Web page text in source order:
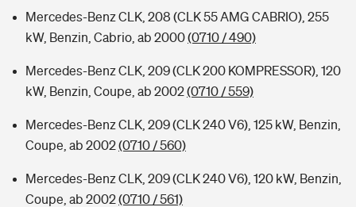
Mercedes-Benz CLK, 208 (CLK 55 AMG CABRIO), 255
kW, Benzin, Cabrio, ab 2000(0710 / 490)
Mercedes-Benz CLK, 209 (CLK 200 KOMPRESSOR), 120
kW, Benzin, Coupe, ab 2002(0710 / 559)
Mercedes-Benz CLK, 209 (CLK 240 V6), 125 kW, Benzin,
Coupe, ab 2002(0710 / 560)
Mercedes-Benz CLK, 209 (CLK 240 V6), 120 kW, Benzin,
Coupe, ab 2002(0710 / 561)